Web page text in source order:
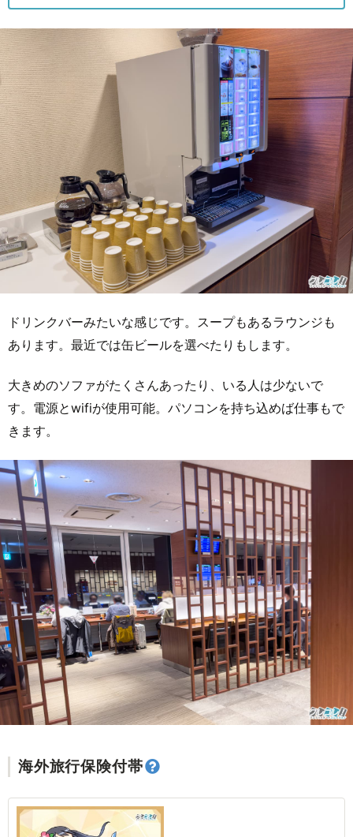
ドリンクバーみたいな感じです。スープもあるラウンジも
あります。最近では缶ビールを選べたりもします。
大きめのソファがたくさんあったり、いる人は少ないで
す。電源とwifiが使用可能。パソコンを持ち込めば仕事もで
きます。
海外旅行保険付帯